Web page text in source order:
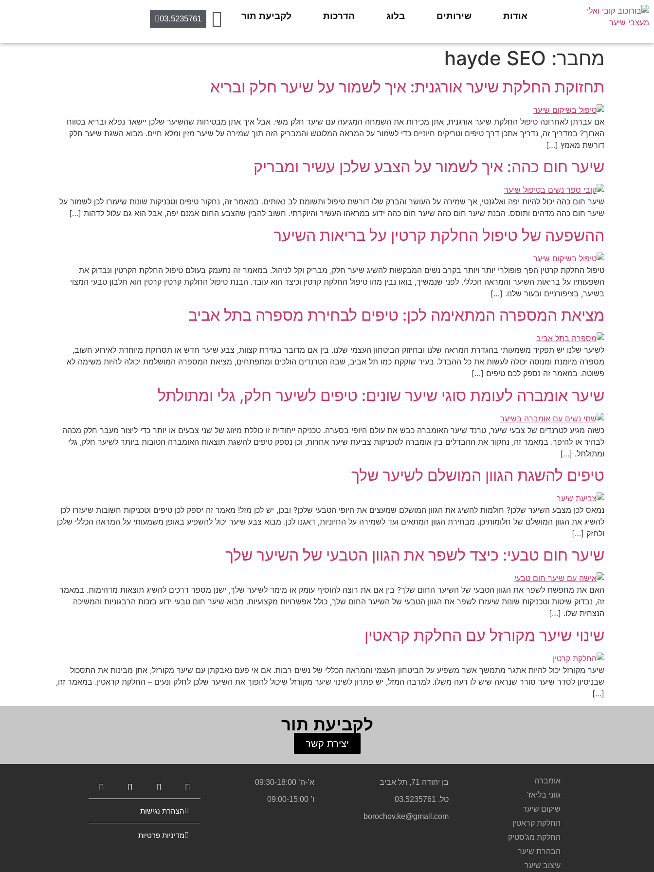
אודות שירותים בלוג הדרכות לקביעת תור 03.5235761
מחבר: hayde SEO
תחזוקת החלקת שיער אורגנית: איך לשמור על שיער חלק ובריא
אם עברתן לאחרונה טיפול החלקת שיער אורגנית, אתן מכירות את השמחה המגיעה עם שיער חלק משי. אבל איך אתן מבטיחות שהשיער שלכן יישאר נפלא ובריא בטווח
הארוך? במדריך זה, נדריך אתכן דרך טיפים וטריקים חיוניים כדי לשמור על המראה המלוטש והמבריק הזה תוך שמירה על שיער מזין ומלא חיים. מבוא השגת שיער חלק
דורשת מאמץ […]
שיער חום כהה: איך לשמור על הצבע שלכן עשיר ומבריק
שיער חום כהה יכול להיות יפה ואלגנטי, אך שמירה על העושר והברק שלו דורשת טיפול ותשומת לב נאותים. במאמר זה, נחקור טיפים וטכניקות שונות שיעזרו לכן לשמור על
שיער חום כהה מדהים ותוסס. הבנת שיער חום כהה שיער חום כהה ידוע במראהו העשיר והיוקרתי. חשוב להבין שהצבע החום אמנם יפה, אבל הוא גם עלול לדהות […]
ההשפעה של טיפול החלקת קרטין על בריאות השיער
טיפול החלקת קרטין הפך פופולרי יותר ויותר בקרב נשים המבקשות להשיג שיער חלק, מבריק וקל לניהול. במאמר זה נתעמק בעולם טיפול החלקת הקרטין ונבדוק את
השפעותיו על בריאות השיער והמראה הכללי. לפני שנמשיך, בואו נבין מהו טיפול החלקת קרטין וכיצד הוא עובד. הבנת טיפול החלקת קרטין קרטין הוא חלבון טבעי המצוי
בשיער, בציפורניים ובעור שלנו. […]
מציאת המספרה המתאימה לכן: טיפים לבחירת מספרה בתל אביב
לשיער שלנו יש תפקיד משמעותי בהגדרת המראה שלנו ובחיזוק הביטחון העצמי שלנו. בין אם מדובר בגזירת קצוות, צבע שיער חדש או תסרוקת מיוחדת לאירוע חשוב,
מספרה מיומנת ומנוסה יכולה לעשות את כל ההבדל. בעיר שוקקת כמו תל אביב, שבה הטרנדים הולכים ומתפתחים, מציאת המספרה המושלמת יכולה להיות משימה לא
פשוטה. במאמר זה נספק לכם טיפים […]
שיער אומברה לעומת סוגי שיער שונים: טיפים לשיער חלק, גלי ומתולתל
כשזה מגיע לטרנדים של צבעי שיער, טרנד שיער האומברה כבש את עולם היופי בסערה. טכניקה ייחודית זו כוללת מיזוג של שני צבעים או יותר כדי ליצור מעבר חלק מכהה
לבהיר או להיפך. במאמר זה, נחקור את ההבדלים בין אומברה לטכניקות צביעת שיער אחרות, וכן נספק טיפים להשגת תוצאות האומברה הטובות ביותר לשיער חלק, גלי
ומתולתל. […]
טיפים להשגת הגוון המושלם לשיער שלך
נמאס לכן מצבע השיער שלכן? חולמות להשיג את הגוון המושלם שמעצים את היופי הטבעי שלכן? ובכן, יש לכן מזל! מאמר זה יספק לכן טיפים וטכניקות חשובות שיעזרו לכן
להשיג את הגוון המושלם של חלומותיכן. מבחירת הגוון המתאים ועד לשמירה על החיוניות, דאגנו לכן. מבוא צבע שיער יכול להשפיע באופן משמעותי על המראה הכללי שלכן
ולחזק […]
שיער חום טבעי: כיצד לשפר את הגוון הטבעי של השיער שלך
האם את מחפשת לשפר את הגוון הטבעי של השיער החום שלך? בין אם את רוצה להוסיף עומק או מימד לשיער שלך, ישנן מספר דרכים להשיג תוצאות מדהימות. במאמר
זה, נבדוק שיטות וטכניקות שונות שיעזרו לשפר את הגוון הטבעי של השיער החום שלך, כולל אפשרויות מקצועיות. מבוא שיער חום טבעי ידוע בזכות הרבגוניות והמשיכה
הנצחית שלו. […]
שינוי שיער מקורזל עם החלקת קראטין
שיער מקורזל יכול להיות אתגר מתמשך אשר משפיע על הביטחון העצמי והמראה הכללי של נשים רבות. אם אי פעם נאבקתן עם שיער מקורזל, אתן מבינות את התסכול
שבניסיון לסדר שיער סורר שנראה שיש לו דעה משלו. למרבה המזל, יש פתרון לשינוי שיער מקורזל שיכול להפוך את השיער שלכן לחלק ונעים – החלקת קראטין. במאמר זה,
[…]
לקביעת תור
יצירת קשר
אומברה
גווני בליאז'
שיקום שיער
החלקת קראטין
החלקת מג'סטיק
הבהרת שיער
עיצוב שיער
בן יהודה 71, תל אביב
טל. 03.5235761
borochov.ke@gmail.com
א’-ה’ 09:30-18:00
ו’ 09:00-15:00
הצהרת נגישות
מדיניות פרטיות